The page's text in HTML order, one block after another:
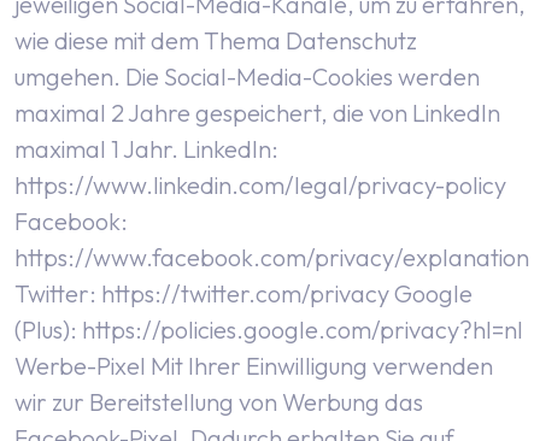
wie diese mit dem Thema Datenschutz
umgehen. Die Social-Media-Cookies werden
maximal 2 Jahre gespeichert, die von LinkedIn
maximal 1 Jahr. LinkedIn:
https://www.linkedin.com/legal/privacy-policy
Facebook:
https://www.facebook.com/privacy/explanation
Twitter: https://twitter.com/privacyGoogle
(Plus): https://policies.google.com/privacy?hl=nl
Werbe-Pixel Mit Ihrer Einwilligung verwenden
wir zur Bereitstellung von Werbung das